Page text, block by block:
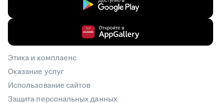
Этика и комплаенс
Оказание услуг
Использование сайтов
Защита персональных данных